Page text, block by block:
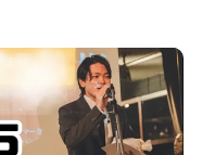
っています。